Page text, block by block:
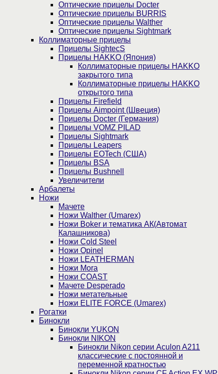
Оптические прицелы Docter
Оптические прицелы BURRIS
Оптические прицелы Walther
Оптические прицелы Sightmark
Коллиматорные прицелы
Прицелы SightecS
Прицелы HAKKO (Япония)
Коллиматорные прицелы HAKKO
закрытого типа
Коллиматорные прицелы HAKKO
открытого типа
Прицелы Firefield
Прицелы Aimpoint (Швеция)
Прицелы Docter (Германия)
Прицелы VOMZ PILAD
Прицелы Sightmark
Прицелы Leapers
Прицелы EOTech (США)
Прицелы BSA
Прицелы Bushnell
Увеличители
Арбалеты
Ножи
Мачете
Ножи Walther (Umarex)
Ножи Boker и тематика АК(Автомат
Калашникова)
Ножи Cold Steel
Ножи Opinel
Ножи LEATHERMAN
Ножи Mora
Ножи COAST
Мачете Desperado
Ножи метательные
Ножи ELITE FORCE (Umarex)
Рогатки
Бинокли
Бинокли YUKON
Бинокли NIKON
Бинокли Nikon серии Aculon A211
классические с постоянной и
переменной кратностью